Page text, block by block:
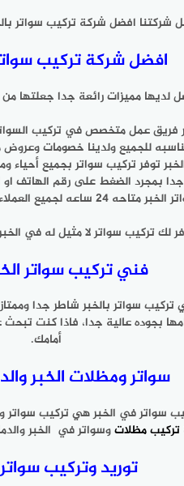
شركتنا افضل شركة تركيب سواتر
افضل شركة تركيب
لديها مميزات رائعة جدا جعلتها
فريق عمل متخصص في تركيب
للجميع ولدينا خصومات
توفر تركيب سواتر بجميع أحياء
بمجرد الضغط على رقم الهاتف
العملاء تستطيع الاتصال بها في أي وقت.
لك تركيب سواتر لا مثيل له في
فني تركيب سواتر
سواتر بالخبر شاطر جدا
بجوده عالية جدا، فاذا كنت
أمامك.
سواتر ومظلات الخبر
سواتر في الخبر هي تركيب سواتر
مظلاتوسواتر في الخبر
توريد وتركيب